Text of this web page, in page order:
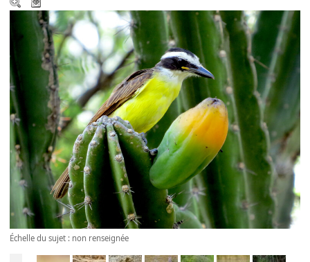
Échelle du sujet : non renseignée